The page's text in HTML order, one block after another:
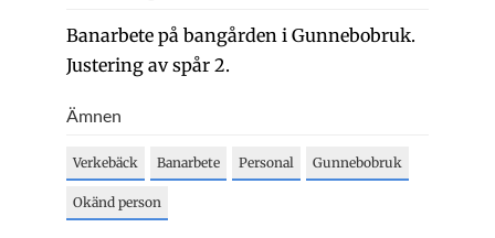
Banarbete på bangården i Gunnebobruk.
Justering av spår 2.
Ämnen
Verkebäck Banarbete Personal Gunnebobruk
Okänd person